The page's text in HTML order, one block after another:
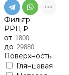
Фильтр
РРЦ ₽
от
до
Поверхность
Глянцевая